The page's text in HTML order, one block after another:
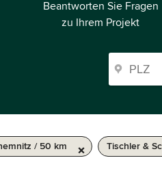
Beantworten Sie Fragen
zu Ihrem Projekt
/ 50 km Tischler &